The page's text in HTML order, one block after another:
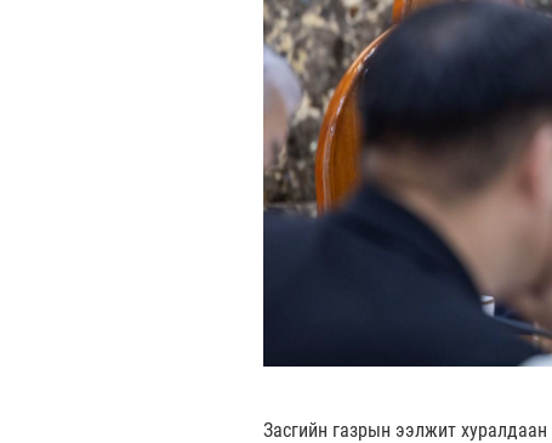
Засгийн газрын ээлжит